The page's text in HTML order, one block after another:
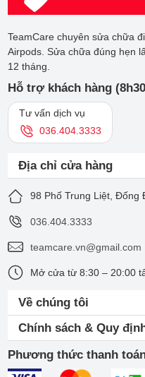
hết pin thì lại vừa sạc
thoại nhanh nóng lên
Dùng sạc không chính
iPhone bằng cục sạc
sẽ khiến nguồn điện
Sạc không đúng cách:
sạc điện thoại qua đêm,
hành động này đều đẩy
dùng đến khi cạn kiệt
TeamCare chuyên sửa chữa
Airpods. Sửa chữa đúng hẹn
12 tháng.
Hỗ trợ khách hàng
Tư vấn dịch vụ
036.404.3333
Địa chỉ cửa hàng
98 Phố Trung Liệt, Đống
036.404.3333
teamcare.vn@gmail.com
Mở cửa từ 8:30 – 20:00
Về chúng tôi
Chính sách & Quy
Phương thức thanh